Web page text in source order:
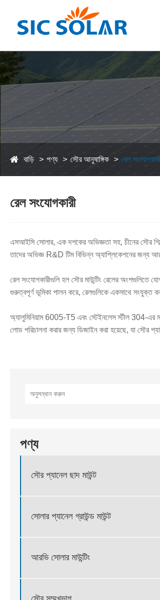
বাড়ি পণ্য সৌর আনুষাঙ্গিক রেল
রেল সংযোগকারী
এসআইসি সোলার, এক দশকের অভিজ্ঞতা সহ, চীনের সৌর
তাদের অভিজ্ঞ R&D টিম বিভিন্ন অ্যাপ্লিকেশনের জন্য
রেল সংযোগকারীগুলি হল সৌর মাউন্টিং রেলের অংশগুলিতে
গুরুত্বপূর্ণ ভূমিকা পালন করে, রেলগুলিকে একসাথে সংযুক্ত
অ্যালুমিনিয়াম 6005-T5 এবং স্টেইনলেস স্টীল 304-এর
লোড পরিচালনা করার জন্য ডিজাইন করা হয়েছে, যা সৌর
পণ্য
সৌর প্যানেল ছাদ মাউন্ট
সোলার প্যানেল গ্রাউন্ড মাউন্ট
আরভি সোলার মাউন্টিং